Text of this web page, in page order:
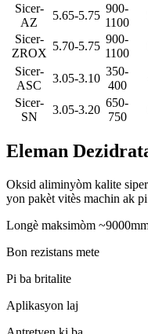
Sicer-
AZ
5.65-5.75
900-
1100
Sicer-
ZROX
5.70-5.75
900-
1100
Sicer-
ASC
3.05-3.10
350-
400
Sicer-
SN
3.05-3.20
650-
750
Eleman
Oksid aliminyòm kalite
yon pakèt vitès machin ak
Longè maksimòm
Bon rezistans mete
Pi ba britalite
Aplikasyon laj